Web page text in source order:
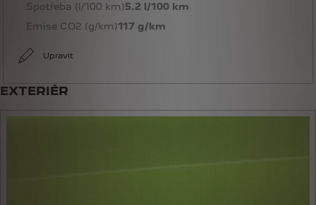
Spotřeba (l/100 km)5.2 l/100 km
Emise CO2 (g/km)117 g/km
Upravit
EXTERIÉR